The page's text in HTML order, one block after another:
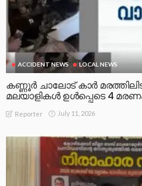
ACCIDENT NEWS LOCAL NEWS
കണ്ണൂർ ചാലോട് കാര്‍
മലയാളികൾ ഉൾപ്പെടെ 4
Reporter July 11, 2026